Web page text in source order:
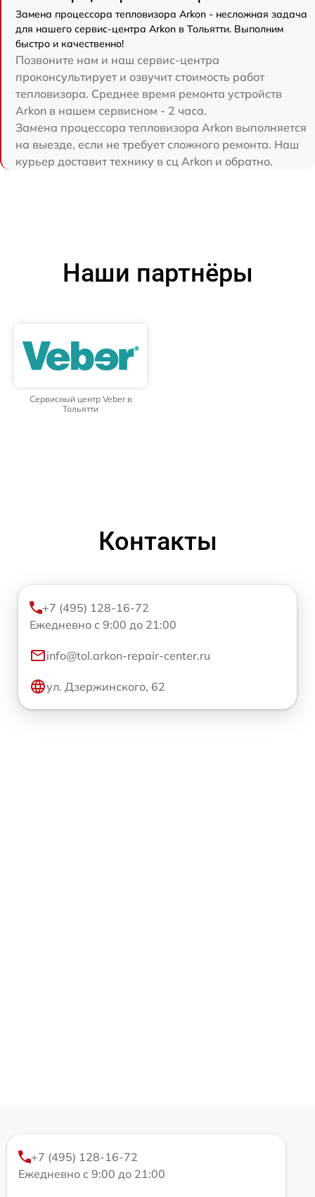
Замена процессора тепловизора Arkon - несложная задача
для нашего сервис-центра Arkon в Тольятти. Выполним
быстро и качественно!
Позвоните нам и наш сервис-центра
проконсультирует и озвучит стоимость работ
тепловизора. Среднее время ремонта устройств
Arkon в нашем сервисном - 2 часа.
Замена процессора тепловизора Arkon выполняется
на выезде, если не требует сложного ремонта. Наш
курьер доставит технику в сц Arkon и обратно.
Наши партнёры
Сервисный центр Veber в
Тольятти
Контакты
+7 (495) 128-16-72
Ежедневно с 9:00 до 21:00
info@tol.arkon-repair-center.ru
ул. Дзержинского, 62
+7 (495) 128-16-72
Ежедневно с 9:00 до 21:00